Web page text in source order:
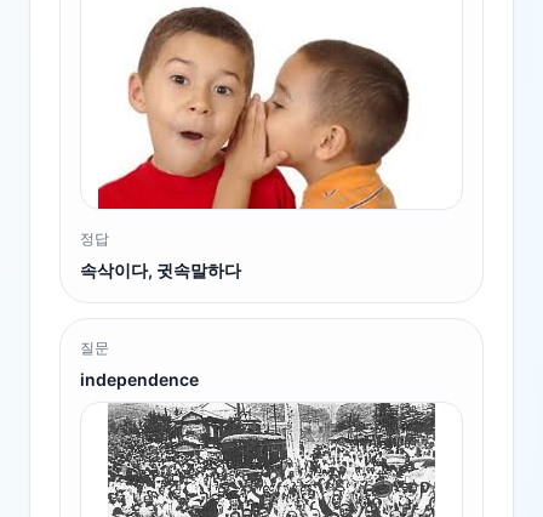
정답
속삭이다, 귓속말하다
질문
independence